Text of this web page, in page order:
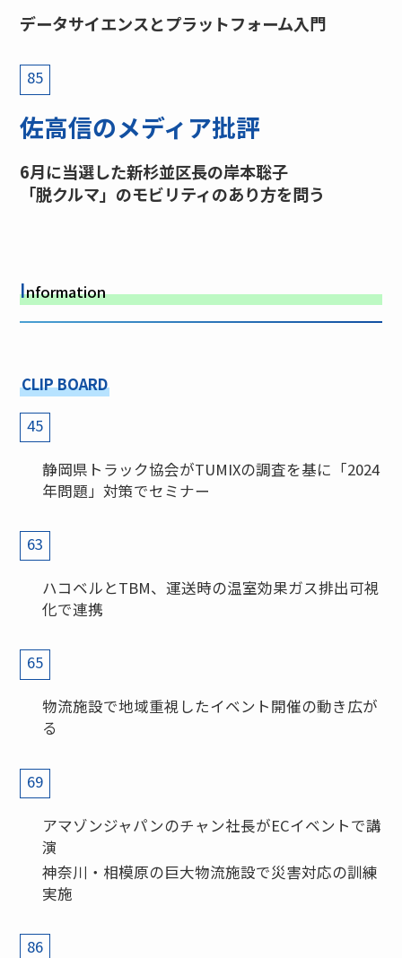
データサイエンスとプラットフォーム入門
85
佐高信のメディア批評
6月に当選した新杉並区長の岸本聡子
「脱クルマ」のモビリティのあり方を問う
Information
CLIP BOARD
45
静岡県トラック協会がTUMIXの調査を基に「2024
年問題」対策でセミナー
63
ハコベルとTBM、運送時の温室効果ガス排出可視
化で連携
65
物流施設で地域重視したイベント開催の動き広が
る
69
アマゾンジャパンのチャン社長がECイベントで講
演
神奈川・相模原の巨大物流施設で災害対応の訓練
実施
86